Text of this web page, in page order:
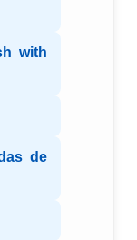
with
de